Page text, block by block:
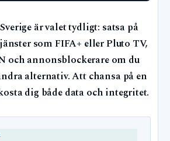
är valet tydligt: satsa på
som FIFA+ eller Pluto TV,
och annonsblockerare om du
alternativ. Att chansa på en
dig både data och integritet.